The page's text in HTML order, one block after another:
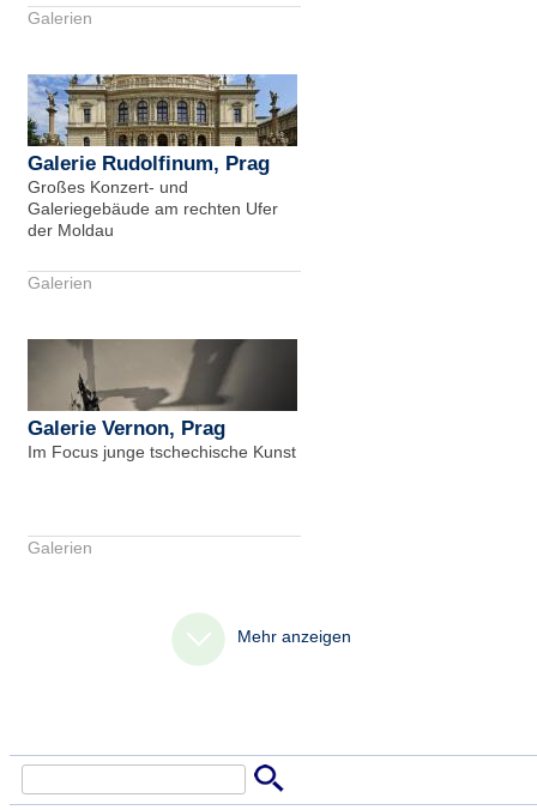
Galerien
Galerie Rudolfinum, Prag
Großes Konzert- und
Galeriegebäude am rechten Ufer
der Moldau
Galerien
Galerie Vernon, Prag
Im Focus junge tschechische Kunst
Galerien
Mehr anzeigen
Suchformular